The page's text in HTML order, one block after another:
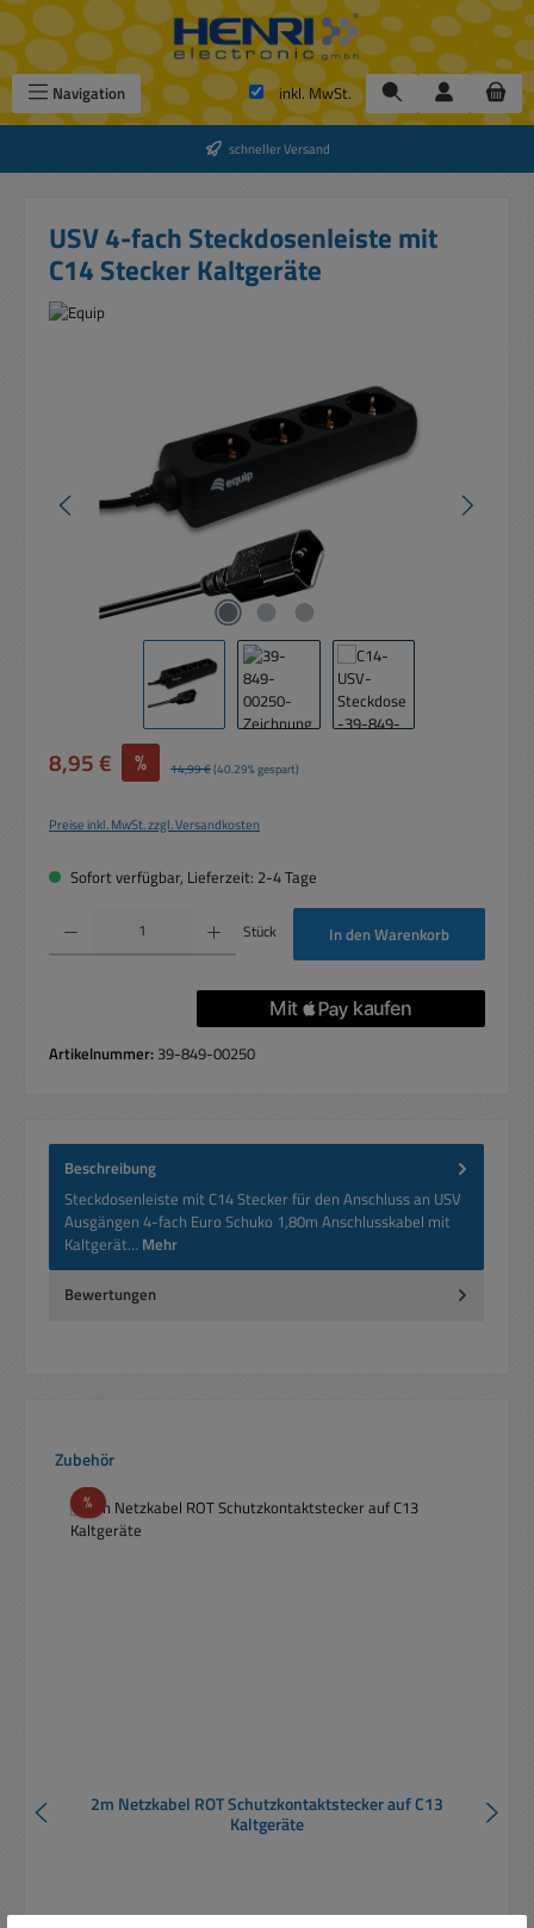
Zum Hauptinhalt springen
Navigation inkl. MwSt.
schneller Versand
USV 4-fach Steckdosenleiste mit
C14 Stecker Kaltgeräte
Verkaufspreis:
8,95 € % Regulärer Preis:
14,99 €(40.29% gespart)
Preise inkl. MwSt. zzgl. Versandkosten
Sofort verfügbar, Lieferzeit: 2-4 Tage
Produkt Anzahl: Gib den gewünschten Wert ein oder benutze die Schaltflächen um
Stück In den Warenkorb
Artikelnummer: 39-849-00250
Beschreibung
Steckdosenleiste mit C14 Stecker für den Anschluss an USV
Ausgängen 4-fach Euro Schuko 1,80m Anschlusskabel mit
Kaltgerät… Mehr
Bewertungen
Produktgalerie überspringen
Zubehör
%Rabatt
2m Netzkabel ROT Schutzkontaktstecker auf C13
Kaltgeräte